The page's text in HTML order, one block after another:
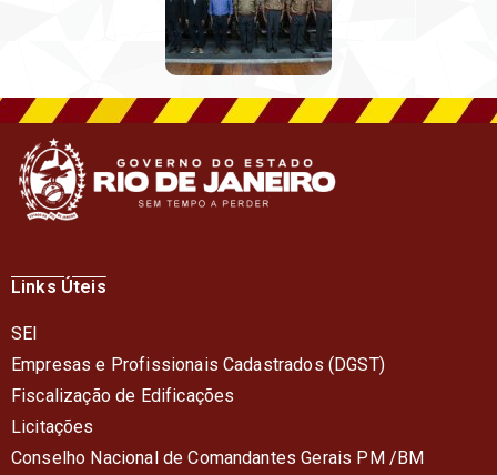
Links Úteis
SEI
Empresas e Profissionais Cadastrados (DGST)
Fiscalização de Edificações
Licitações
Conselho Nacional de Comandantes Gerais PM /BM